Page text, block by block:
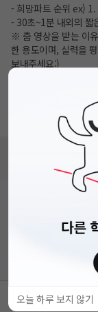
- 희망파트 순위 ex)
- 30초~1분 내외의 짧
※ 춤 영상을 받는 이
한 용도이며, 실력을
보내주세요:)
모집 기간 종료 후,
황에 따라 조기마감
웹사이트 바
서울특별시 마포구 양
개인정보
© 에브리커리어(
오늘 하루 보지 않기